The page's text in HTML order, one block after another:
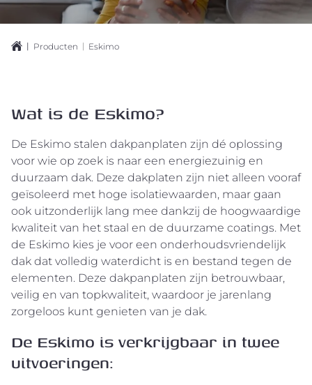
| Producten | Eskimo
Wat is de Eskimo?
De Eskimo stalen dakpanplaten zijn dé oplossing
voor wie op zoek is naar een energiezuinig en
duurzaam dak. Deze dakplaten zijn niet alleen vooraf
geïsoleerd met hoge isolatiewaarden, maar gaan
ook uitzonderlijk lang mee dankzij de hoogwaardige
kwaliteit van het staal en de duurzame coatings. Met
de Eskimo kies je voor een onderhoudsvriendelijk
dak dat volledig waterdicht is en bestand tegen de
elementen. Deze dakpanplaten zijn betrouwbaar,
veilig en van topkwaliteit, waardoor je jarenlang
zorgeloos kunt genieten van je dak.
De Eskimo is verkrijgbaar in twee
uitvoeringen: